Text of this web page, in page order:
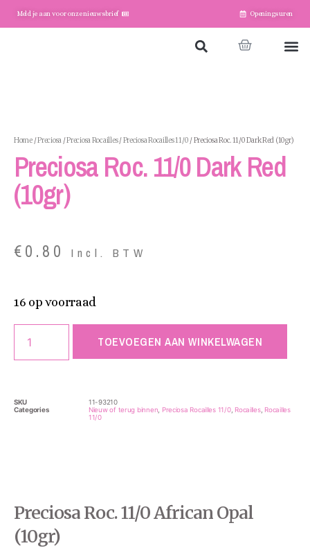
Meld je aan voor onze nieuwsbrief Openingsuren
Home/Preciosa/Preciosa Rocailles/Preciosa Rocailles 11/0 / Preciosa Roc. 11/0 Dark Red (10gr)
Preciosa Roc. 11/0 Dark Red
(10gr)
€0.80 Incl. BTW
16 op voorraad
TOEVOEGEN AAN WINKELWAGEN
SKU
11-93210
Categories
Nieuw of terug binnen Preciosa Rocailles 11/0, Rocailles, Rocailles
11/0
Preciosa Roc. 11/0 African Opal
(10gr)